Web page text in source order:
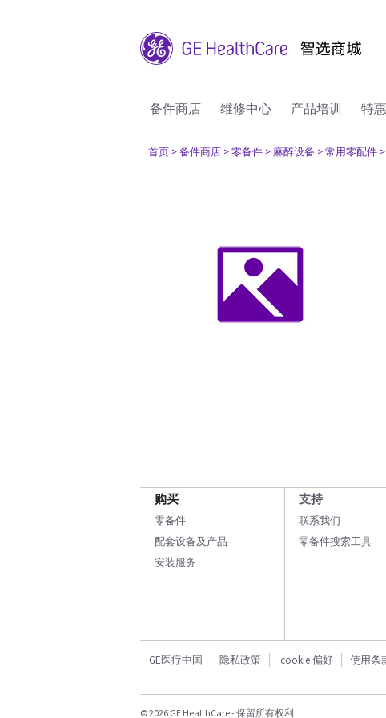
备件商店 维修中心 产品培训 特惠
首页 > 备件商店 > 零备件 > 麻醉设备 > 常用零配件
购买
零备件
配套设备及产品
安装服务
支持
联系我们
零备件搜索工具
GE医疗中国 隐私政策 cookie 偏好 使用条
© 2026 GE HealthCare - 保留所有权利